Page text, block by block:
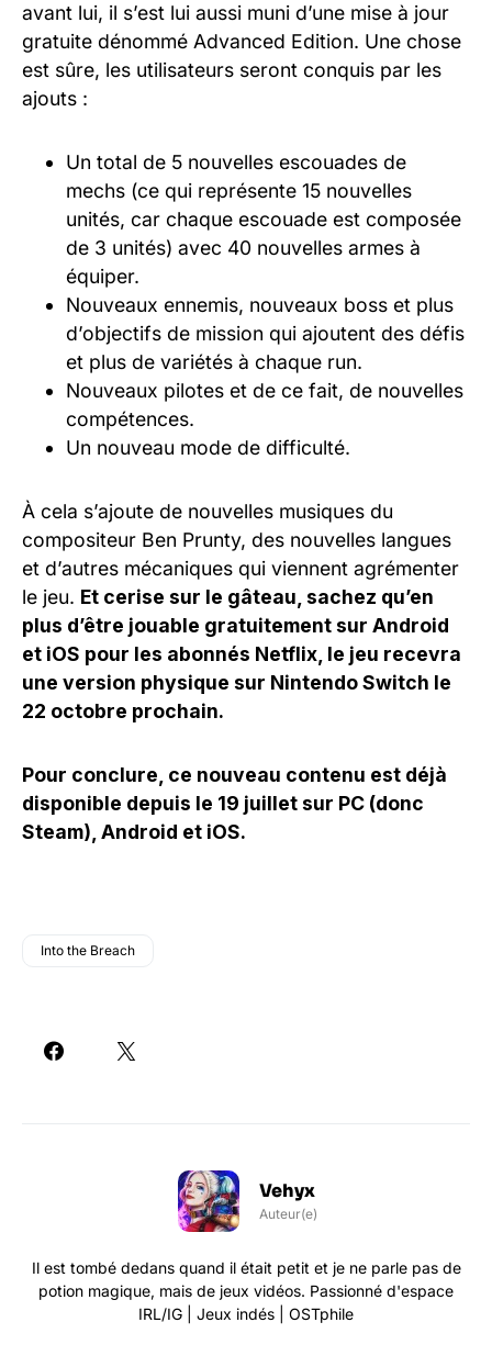
avant lui, il s’est lui aussi muni d’une mise à jour
gratuite dénommé Advanced Edition. Une chose
est sûre, les utilisateurs seront conquis par les
ajouts :
Un total de 5 nouvelles escouades de
mechs (ce qui représente 15 nouvelles
unités, car chaque escouade est composée
de 3 unités) avec 40 nouvelles armes à
équiper.
Nouveaux ennemis, nouveaux boss et plus
d’objectifs de mission qui ajoutent des défis
et plus de variétés à chaque run.
Nouveaux pilotes et de ce fait, de nouvelles
compétences.
Un nouveau mode de difficulté.
À cela s’ajoute de nouvelles musiques du
compositeur Ben Prunty, des nouvelles langues
et d’autres mécaniques qui viennent agrémenter
le jeu. Et cerise sur le gâteau, sachez qu’en
plus d’être jouable gratuitement sur Android
et iOS pour les abonnés Netflix, le jeu recevra
une version physique sur Nintendo Switch le
22 octobre prochain.
Pour conclure, ce nouveau contenu est déjà
disponible depuis le 19 juillet sur PC (donc
Steam), Android et iOS.
Into the Breach
Vehyx
Auteur(e)
Il est tombé dedans quand il était petit et je ne parle pas de
potion magique, mais de jeux vidéos. Passionné d'espace
IRL/IG | Jeux indés | OSTphile